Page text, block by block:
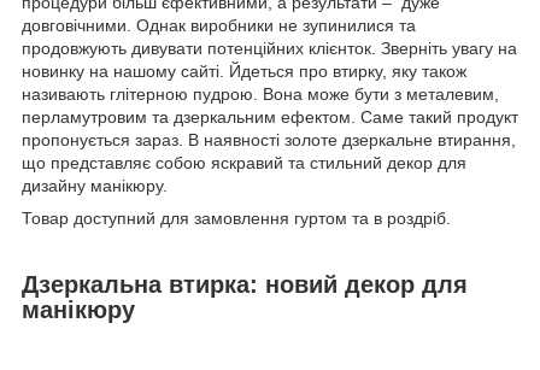
довговічними. Однак виробники не зупинилися та
продовжують дивувати потенційних клієнток. Зверніть увагу на
новинку на нашому сайті. Йдеться про втирку, яку також
називають глітерною пудрою. Вона може бути з металевим,
перламутровим та дзеркальним ефектом. Саме такий продукт
пропонується зараз. В наявності золоте дзеркальне втирання,
що представляє собою яскравий та стильний декор для
дизайну манікюру.
Товар доступний для замовлення гуртом та в роздріб.
Дзеркальна втирка: новий декор для
манікюру